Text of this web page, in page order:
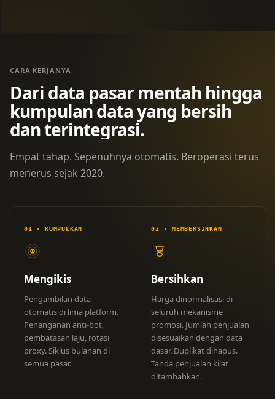
CARA KERJANYA
Dari data pasar mentah hingga
kumpulan data yang bersih
dan terintegrasi.
Empat tahap. Sepenuhnya otomatis. Beroperasi terus
menerus sejak 2020.
01 · KUMPULKAN
Mengikis
Pengambilan data
otomatis di lima platform.
Penanganan anti-bot,
pembatasan laju, rotasi
proxy. Siklus bulanan di
semua pasar.
02 · MEMBERSIHKAN
Bersihkan
Harga dinormalisasi di
seluruh mekanisme
promosi. Jumlah penjualan
disesuaikan dengan data
dasar. Duplikat dihapus.
Tanda penjualan kilat
ditambahkan.